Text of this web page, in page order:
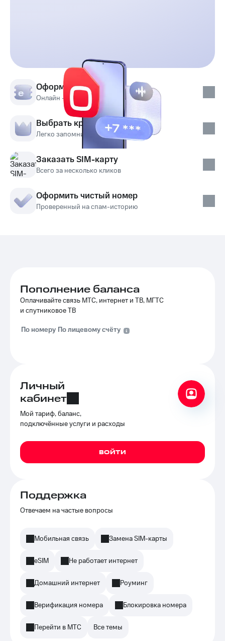
Оформить eSIM
Онлайн — быстро и удобно
Выбрать красивый номер
Легко запомнить вам и друзьям
Заказать SIM-карту
Всего за несколько кликов
Оформить чистый номер
Проверенный на спам-историю
Пополнение баланса
Оплачивайте связь МТС, интернет и ТВ, МГТС
и спутниковое ТВ
По номеру По лицевому счёту
Личный
кабинет
Мой тариф, баланс,
подключённые услуги и расходы
ВОЙТИ
Поддержка
Отвечаем на частые вопросы
Мобильная связь Замена SIM-карты
eSIM Не работает интернет
Домашний интернет Роуминг
Верификация номера Блокировка номера
Перейти в МТС Все темы